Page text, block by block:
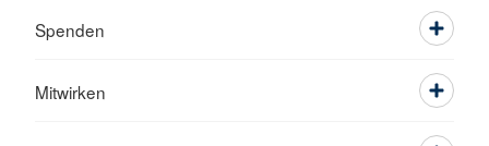
Spenden
Mitwirken